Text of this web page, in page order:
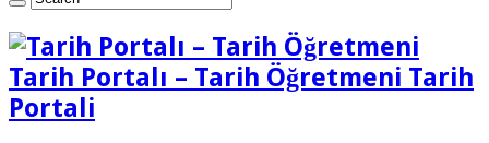
Tarih Portalı – Tarih Öğretmeni Tarih
Portali